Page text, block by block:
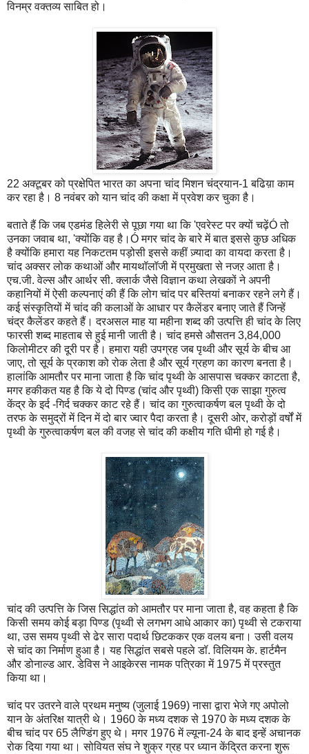
विनम्र वक्तव्य साबित हो।
22 अक्टूबर को प्रक्षेपित भारत का अपना चांद मिशन चंद्रयान-1 बढिय़ा काम
कर रहा है। 8 नवंबर को यान चांद की कक्षा में प्रवेश कर चुका है।
बताते हैं कि जब एडमंड हिलेरी से पूछा गया था कि 'एवरेस्ट पर क्यों चढ़ेंÓ तो
उनका जवाब था, 'क्योंकि वह है।Ó मगर चांद के बारे में बात इससे कुछ अधिक
है क्योंकि हमारा यह निकटतम पड़ोसी इससे कहीं ज़्यादा का वायदा करता है।
चांद अक्सर लोक कथाओं और मायथॉलॉजी में प्रमुखता से नजऱ आता है।
एच.जी. वेल्स और आर्थर सी. क्लार्क जैसे विज्ञान कथा लेखकों ने अपनी
कहानियों में ऐसी कल्पनाएं की हैं कि लोग चांद पर बस्तियां बनाकर रहने लगे हैं।
कई संस्कृतियों में चांद की कलाओं के आधार पर कैलेंडर बनाए जाते हैं जिन्हें
चंद्र कैलेंडर कहते हैं। दरअसल माह या महीना शब्द की उत्पत्ति ही चांद के लिए
फारसी शब्द माहताब से हुई मानी जाती है। चांद हमसे औसतन 3,84,000
किलोमीटर की दूरी पर है। हमारा यही उपग्रह जब पृथ्वी और सूर्य के बीच आ
जाए, तो सूर्य के प्रकाश को रोक लेता है और सूर्य ग्रहण का कारण बनता है।
हालांकि आमतौर पर माना जाता है कि चांद पृथ्वी के आसपास चक्कर काटता है,
मगर हकीकत यह है कि ये दो पिण्ड (चांद और पृथ्वी) किसी एक साझा गुरुत्व
केंद्र के इर्द -गिर्द चक्कर काट रहे हैं। चांद का गुरुत्वाकर्षण बल पृथ्वी के दो
तरफ के समुद्रों में दिन में दो बार ज्वार पैदा करता है। दूसरी ओर, करोड़ों वर्षों में
पृथ्वी के गुरुत्वाकर्षण बल की वजह से चांद की कक्षीय गति धीमी हो गई है।
चांद की उत्पत्ति के जिस सिद्धांत को आमतौर पर माना जाता है, वह कहता है कि
किसी समय कोई बड़ा पिण्ड (पृथ्वी से लगभग आधे आकार का) पृथ्वी से टकराया
था, उस समय पृथ्वी से ढेर सारा पदार्थ छिटककर एक वलय बना। उसी वलय
से चांद का निर्माण हुआ है। यह सिद्धांत सबसे पहले डॉ. विलियम के. हार्टमैन
और डोनाल्ड आर. डेविस ने आइकेरस नामक पत्रिका में 1975 में प्रस्तुत
किया था।
चांद पर उतरने वाले प्रथम मनुष्य (जुलाई 1969) नासा द्वारा भेजे गए अपोलो
यान के अंतरिक्ष यात्री थे। 1960 के मध्य दशक से 1970 के मध्य दशक के
बीच चांद पर 65 लैण्डिंग हुए थे। मगर 1976 में ल्यूना-24 के बाद इन्हें अचानक
रोक दिया गया था। सोवियत संघ ने शुक्र ग्रह पर ध्यान केंद्रित करना शुरू